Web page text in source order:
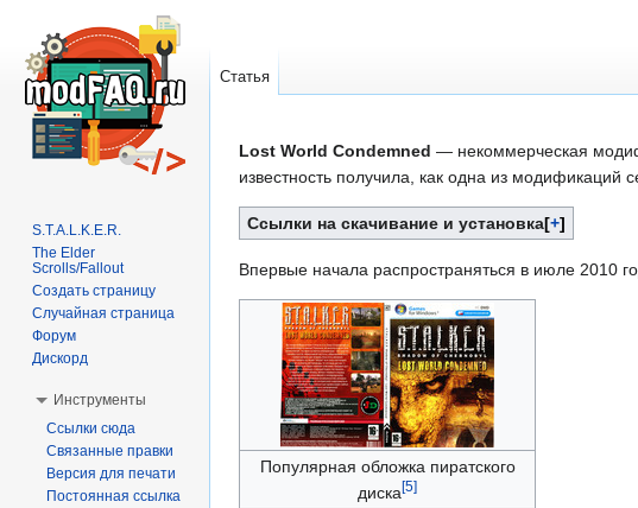
Перейти
к
навигации
Перейти
к
поиску
Lost World Condemned — некоммерческая
известность получила, как одна из модификаций
+
Ссылки на скачивание и установка
Впервые начала распространяться в июле 2010
Популярная обложка пиратского
диска[5]
Статья
S.T.A.L.K.E.R.
The Elder
Scrolls/Fallout
Создать страницу
Случайная страница
Форум
Дискорд
Инструменты
Ссылки сюда
Связанные правки
Версия для печати
Постоянная ссылка